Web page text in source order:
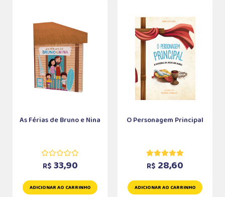
As Férias de Bruno e Nina
R$ 33,90
ADICIONAR AO CARRINHO
O Personagem Principal
R$ 28,60
ADICIONAR AO CARRINHO